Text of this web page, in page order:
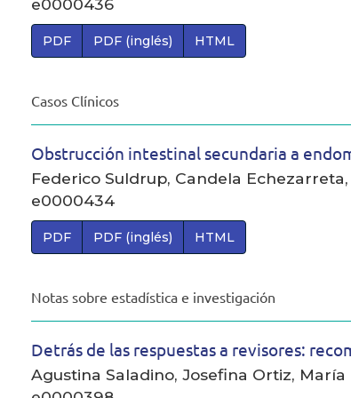
PDF PDF (inglés) HTML
Casos Clínicos
Obstrucción intestinal secundaria a
Federico Suldrup, Candela
e0000434
PDF PDF (inglés) HTML
Notas sobre estadística e investigación
Detrás de las respuestas a revisores:
Agustina Saladino, Josefina Ortiz,